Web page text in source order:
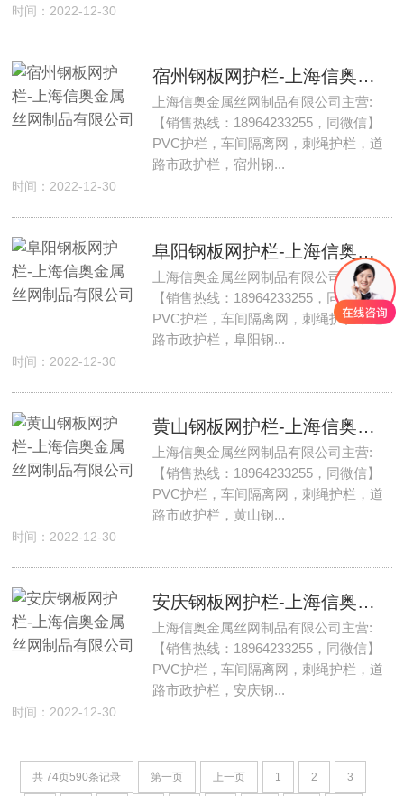
时间：2022-12-30
宿州钢板网护栏-上海信奥金属丝网制品有限公司
上海信奥金属丝网制品有限公司主营:
【销售热线：18964233255，同微信】
PVC护栏，车间隔离网，刺绳护栏，道
路市政护栏，宿州钢...
时间：2022-12-30
阜阳钢板网护栏-上海信奥金属丝网制品有限公司
上海信奥金属丝网制品有限公司主营:
【销售热线：18964233255，同微信】
PVC护栏，车间隔离网，刺绳护栏，道
路市政护栏，阜阳钢...
时间：2022-12-30
黄山钢板网护栏-上海信奥金属丝网制品有限公司
上海信奥金属丝网制品有限公司主营:
【销售热线：18964233255，同微信】
PVC护栏，车间隔离网，刺绳护栏，道
路市政护栏，黄山钢...
时间：2022-12-30
安庆钢板网护栏-上海信奥金属丝网制品有限公司
上海信奥金属丝网制品有限公司主营:
【销售热线：18964233255，同微信】
PVC护栏，车间隔离网，刺绳护栏，道
路市政护栏，安庆钢...
时间：2022-12-30
共 74页590条记录 第一页 上一页 1 2 3